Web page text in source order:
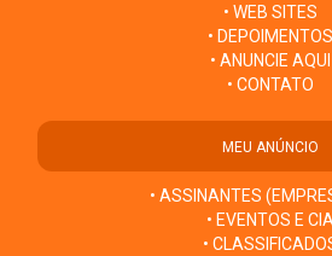
• WEB SITES
• DEPOIMENTOS
• ANUNCIE AQUI
• CONTATO
MEU ANÚNCIO
• ASSINANTES
• EVENTOS E
•